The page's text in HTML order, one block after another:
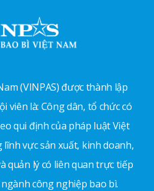
(VINPAS) được thành lập
viên là: Công dân, tổ chức có
qui định của pháp luật Việt
vực sản xuất, kinh doanh,
quản lý có liên quan trực tiếp
công nghiệp bao bì.